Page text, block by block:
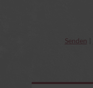
Senden